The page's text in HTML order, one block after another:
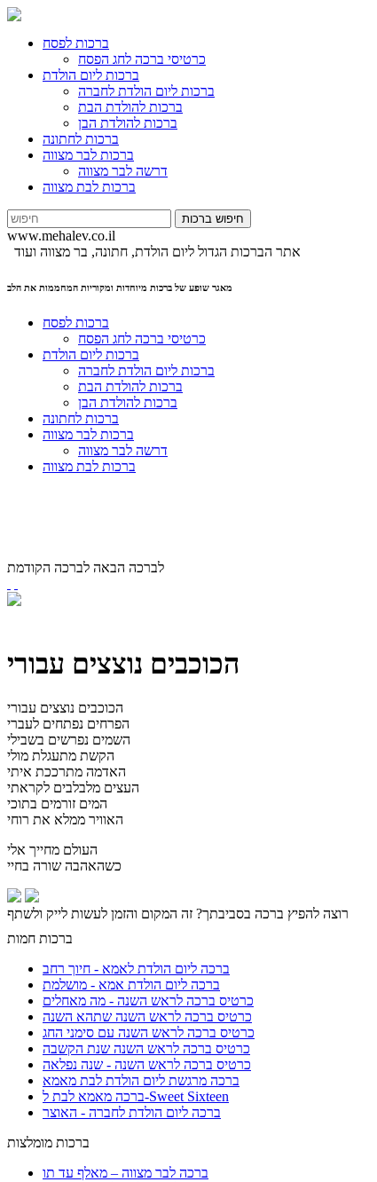
ברכות לפסח
כרטיסי ברכה לחג הפסח
ברכות ליום הולדת
ברכות ליום הולדת לחברה
ברכות להולדת הבת
ברכות להולדת הבן
ברכות לחתונה
ברכות לבר מצווה
דרשה לבר מצווה
ברכות לבת מצווה
www.mehalev.co.il
אתר הברכות הגדול ליום הולדת, חתונה, בר מצווה ועוד
מאגר שופע של ברכות מיוחדות ומקוריות המחממות את הלב
ברכות לפסח
כרטיסי ברכה לחג הפסח
ברכות ליום הולדת
ברכות ליום הולדת לחברה
ברכות להולדת הבת
ברכות להולדת הבן
ברכות לחתונה
ברכות לבר מצווה
דרשה לבר מצווה
ברכות לבת מצווה
הכוכבים נוצצים עבורי
לברכה הבאה לברכה הקודמת
הכוכבים נוצצים עבורי
הפרחים נפתחים לעברי
השמים נפרשים בשבילי
הקשת מתעגלת מולי
האדמה מתרככת איתי
העצים מלבלבים לקראתי
המים זורמים בתוכי
האוויר ממלא את רוחי
העולם מחייך אלי
כשהאהבה שורה בחיי
רוצה להפיץ ברכה בסביבתך? זה המקום והזמן לעשות לייק ולשתף
ברכות חמות
ברכה ליום הולדת לאמא - חיוך רחב
ברכה ליום הולדת אמא - מושלמת
כרטיס ברכה לראש השנה - מה מאחלים
כרטיס ברכה לראש השנה שתהא השנה
כרטיס ברכה לראש השנה עם סימני החג
כרטיס ברכה לראש השנה שנת הקשבה
כרטיס ברכה לראש השנה - שנה נפלאה
ברכה מרגשת ליום הולדת לבת מאמא
ברכה מאמא לבת ל-Sweet Sixteen
ברכה ליום הולדת לחברה - האוצר
ברכות מומלצות
ברכה לבר מצווה – מאלף עד תו